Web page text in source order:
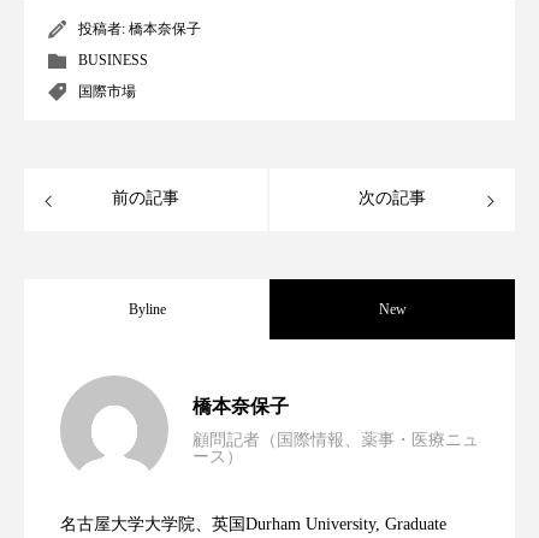
コネクテッド・ビューティ
サロンクレンジング サロン戦略
スカルプ クレンジング 頻度
スキンケア スキンケア 習慣
投稿者: 橋本奈保子
BUSINESS
国際市場
前の記事 次の記事
Byline New
橋本奈保子
顧問記者（国際情報、薬事・医療ニュ
ース）
名古屋大学大学院、英国Durham University, Graduate
2023.06.30
率に差異
2023.06.29 ニキビへの新技術Photopneumatic